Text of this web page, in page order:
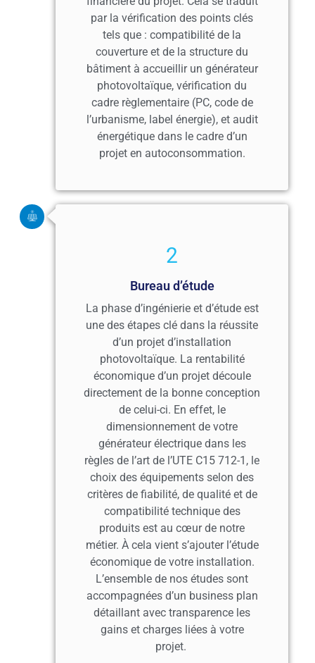
par la vérification des points clés
tels que : compatibilité de la
couverture et de la structure du
bâtiment à accueillir un générateur
photovoltaïque, vérification du
cadre règlementaire (PC, code de
l’urbanisme, label énergie), et audit
énergétique dans le cadre d’un
projet en autoconsommation.
2
Bureau d’étude
La phase d’ingénierie et d’étude est
une des étapes clé dans la réussite
d’un projet d’installation
photovoltaïque. La rentabilité
économique d’un projet découle
directement de la bonne conception
de celui-ci. En effet, le
dimensionnement de votre
générateur électrique dans les
règles de l’art de l’UTE C15 712-1, le
choix des équipements selon des
critères de fiabilité, de qualité et de
compatibilité technique des
produits est au cœur de notre
métier. À cela vient s’ajouter l’étude
économique de votre installation.
L’ensemble de nos études sont
accompagnées d’un business plan
détaillant avec transparence les
gains et charges liées à votre
projet.